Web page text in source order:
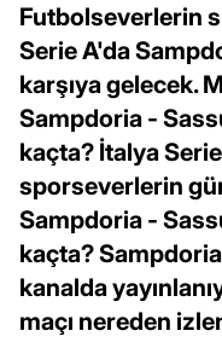
Futbolseverlerin
Serie A'da
karşıya gelecek.
Sampdoria -
kaçta? İtalya
sporseverlerin
Sampdoria -
kaçta?
kanalda
maçı nereden